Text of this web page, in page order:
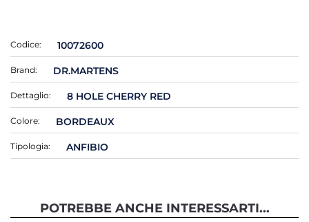
Codice: 10072600
Brand: DR.MARTENS
Dettaglio: 8 HOLE CHERRY RED
Colore: BORDEAUX
Tipologia: ANFIBIO
POTREBBE ANCHE INTERESSARTI...